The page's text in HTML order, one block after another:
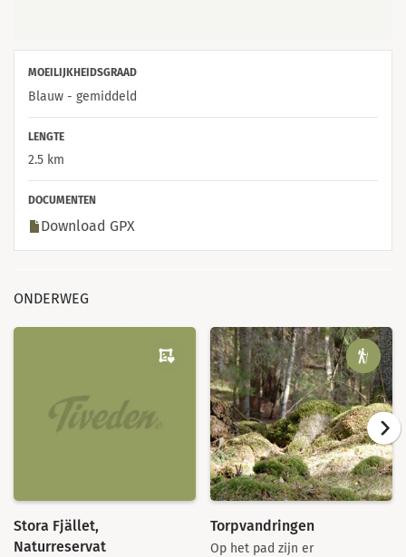
MOEILIJKHEIDSGRAAD
Blauw - gemiddeld
LENGTE
2.5 km
DOCUMENTEN
Download GPX
ONDERWEG
Stora Fjället,
Naturreservat
Torpvandringen
Op het pad zijn er